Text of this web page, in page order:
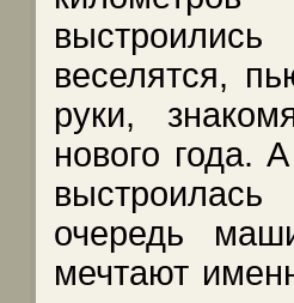
веселятся,
руки,
нового года.
очередь
мечтают